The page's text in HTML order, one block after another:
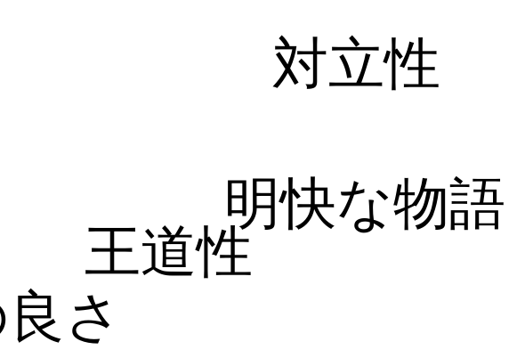
対立性
明快な物語
王道性
さ